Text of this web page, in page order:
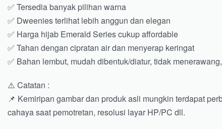
✅ Tersedia banyak pilihan warna
✅ Dweenies terlihat lebih anggun dan elegan
✅ Harga hijab Emerald Series cukup affordable
✅ Tahan dengan cipratan air dan menyerap keringat
✅ Bahan lembut, mudah dibentuk/diatur, tidak
⚠️ Catatan :
📌 Kemiripan gambar dan produk asli mungkin terdapat
cahaya saat pemotretan, resolusi layar HP/PC dll.